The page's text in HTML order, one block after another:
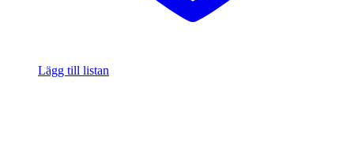
Lägg till listan